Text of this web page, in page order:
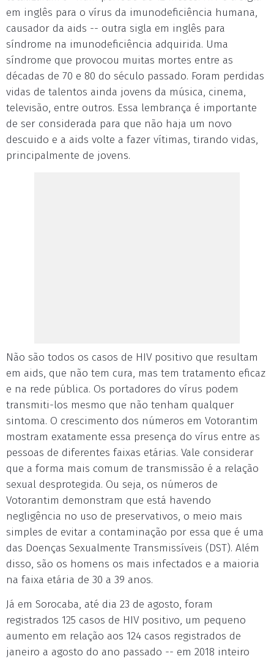
em inglês para o vírus da imunodeficiência humana,
causador da aids -- outra sigla em inglês para
síndrome na imunodeficiência adquirida. Uma
síndrome que provocou muitas mortes entre as
décadas de 70 e 80 do século passado. Foram perdidas
vidas de talentos ainda jovens da música, cinema,
televisão, entre outros. Essa lembrança é importante
de ser considerada para que não haja um novo
descuido e a aids volte a fazer vítimas, tirando vidas,
principalmente de jovens.
Não são todos os casos de HIV positivo que resultam
em aids, que não tem cura, mas tem tratamento eficaz
e na rede pública. Os portadores do vírus podem
transmiti-los mesmo que não tenham qualquer
sintoma. O crescimento dos números em Votorantim
mostram exatamente essa presença do vírus entre as
pessoas de diferentes faixas etárias. Vale considerar
que a forma mais comum de transmissão é a relação
sexual desprotegida. Ou seja, os números de
Votorantim demonstram que está havendo
negligência no uso de preservativos, o meio mais
simples de evitar a contaminação por essa que é uma
das Doenças Sexualmente Transmissíveis (DST). Além
disso, são os homens os mais infectados e a maioria
na faixa etária de 30 a 39 anos.
Já em Sorocaba, até dia 23 de agosto, foram
registrados 125 casos de HIV positivo, um pequeno
aumento em relação aos 124 casos registrados de
janeiro a agosto do ano passado -- em 2018 inteiro